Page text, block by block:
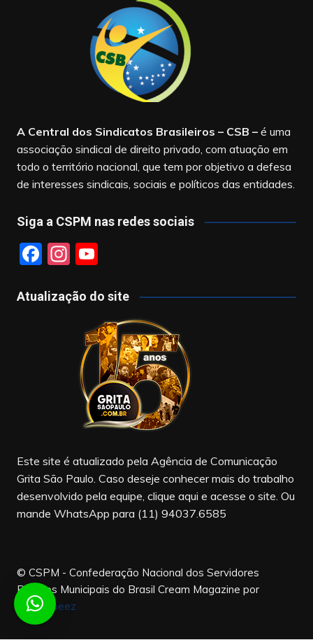
A Central dos Sindicatos Brasileiros – CSB –é uma
associação sindical de direito privado, com atuação em
todo o território nacional, que tem por objetivo a defesa
de interesses sindicais, sociais e políticos das entidades.
Siga a CSPM nas redes sociais
F
c
In
a
m
Y
u
T
u
b
e
Atualização do site
Este site é atualizado pela Agência de Comunicação
Grita São Paulo. Caso deseje conhecer mais do trabalho
desenvolvido pela equipe, clique aqui e acesse o site. Ou
mande WhatsApp para (11) 94037.6585
© CSPM - Confederação Nacional dos Servidores
Públicos Municipais do Brasil Cream Magazine por
Themebeez